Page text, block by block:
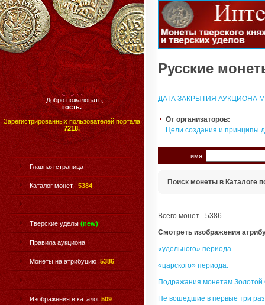
Добро пожаловать,
гость.
Зарегистрированных пользователей портала
7218.
Главная страница
Каталог монет 5384
Тверские уделы (new)
Правила аукциона
Монеты на атрибуцию 5386
Изображения в каталог 509
Русские
ДАТА ЗАКРЫТИЯ АУКЦИОНА
От организаторов:
Цели создания и принципы
имя:
Поиск монеты в Каталоге
Всего монет - 5386.
Смотреть изображения
«удельного» периода.
«царского» периода.
Подражания монетам
Не вошедшие в первые три